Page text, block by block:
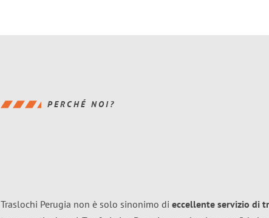
PERCHÉ NOI?
Traslochi Perugia non è solo sinonimo di eccellente servizio di